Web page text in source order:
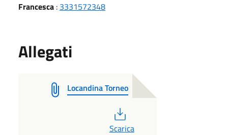
Francesca : 3331572348
Allegati
Locandina Torneo
Scarica